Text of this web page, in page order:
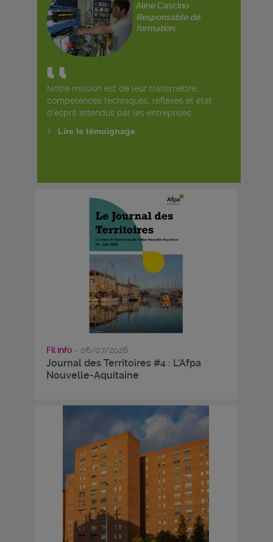
Aline Cascino
Responsable de
formation.
Notre mission est de leur transmettre,
compétences techniques, réflexes et état
d’esprit attendus par les entreprises.
Lire le témoignage
Fil info - 06/07/2026
Journal des Territoires #4 : L’Afpa
Nouvelle-Aquitaine